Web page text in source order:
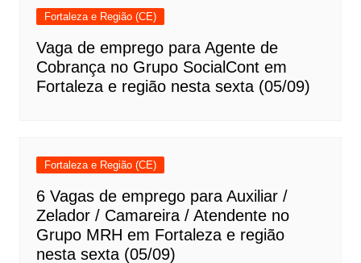
Fortaleza e Região (CE)
Vaga de emprego para Agente de
Cobrança no Grupo SocialCont em
Fortaleza e região nesta sexta (05/09)
Fortaleza e Região (CE)
6 Vagas de emprego para Auxiliar /
Zelador / Camareira / Atendente no
Grupo MRH em Fortaleza e região
nesta sexta (05/09)